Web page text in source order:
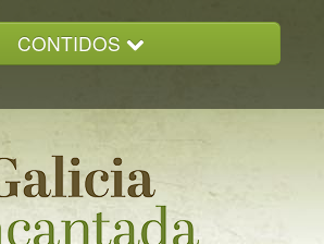
CONTIDOS
GALICIA ENCANTADA
DOCUMENTACION
NOVAS